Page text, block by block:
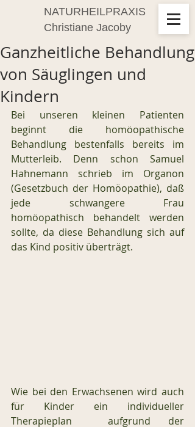
NATURHEILPRAXIS
Christiane Jacoby
Ganzheitliche Behandlung
von Säuglingen und
Kindern
Bei unseren kleinen Patienten
beginnt die homöopathische
Behandlung bestenfalls bereits im
Mutterleib. Denn schon Samuel
Hahnemann schrieb im Organon
(Gesetzbuch der Homöopathie), daß
jede schwangere Frau
homöopathisch behandelt werden
sollte, da diese Behandlung sich auf
das Kind positiv überträgt.
Wie bei den Erwachsenen wird auch
für Kinder ein individueller
Therapieplan  aufgrund der